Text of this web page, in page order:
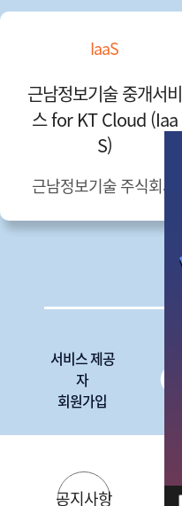
IaaS
근남정보기술 중개서비
스 for KT Cloud (Iaa
S)
근남정보기술 주식회사
서비스 제공
자
회원가입
공지사항